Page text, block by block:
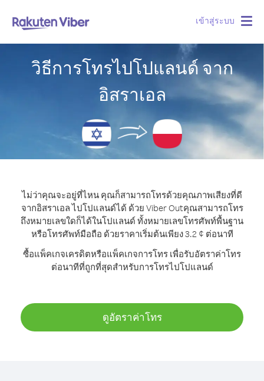
เข้าสู่ระบบ
วิธีการโทรไปโปแลนด์ จาก
อิสราเอล
ไม่ว่าคุณจะอยู่ที่ไหน คุณก็สามารถโทรด้วยคุณภาพเสียงที่ดี
จากอิสราเอล ไปโปแลนด์ได้ ด้วย Viber Outคุณสามารถโทร
ถึงหมายเลขใดก็ได้ในโปแลนด์ ทั้งหมายเลขโทรศัพท์พื้นฐาน
หรือโทรศัพท์มือถือ ด้วยราคาเริ่มต้นเพียง 3.2 ¢ ต่อนาที
ซื้อแพ็คเกจเครดิตหรือแพ็คเกจการโทร เพื่อรับอัตราค่าโทร
ต่อนาทีที่ถูกที่สุดสำหรับการโทรไปโปแลนด์
ดูอัตราค่าโทร